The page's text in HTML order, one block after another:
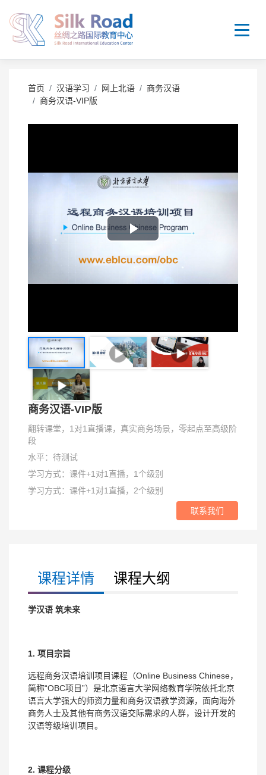
首页 汉语学习 网上北语
商务汉语
商务汉语-VIP版
Play
Video
商务汉语-VIP版
翻转课堂，1对1直播课，真实商务场景，零起点至高级阶
段
水平：待测试
学习方式：课件+1对1直播，1个级别
学习方式：课件+1对1直播，2个级别
联系我们
课程详情 课程大纲
学汉语 筑未来
1. 项目宗旨
远程商务汉语培训项目课程（Online Business Chinese，
简称“OBC项目”）是北京语言大学网络教育学院依托北京
语言大学强大的师资力量和商务汉语教学资源，面向海外
商务人士及其他有商务汉语交际需求的人群，设计开发的
汉语等级培训项目。
2. 课程分级